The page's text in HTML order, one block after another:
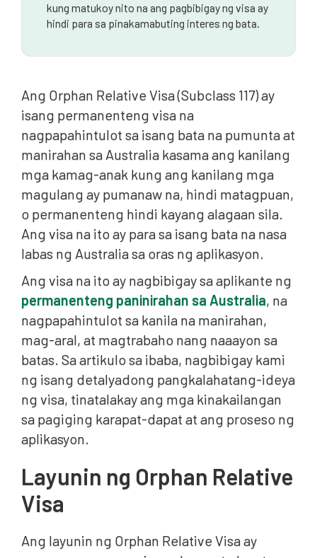
kung matukoy nito na ang pagbibigay ng visa ay
hindi para sa pinakamabuting interes ng bata.
Ang Orphan Relative Visa (Subclass 117) ay
isang permanenteng visa na
nagpapahintulot sa isang bata na pumunta at
manirahan sa Australia kasama ang kanilang
mga kamag-anak kung ang kanilang mga
magulang ay pumanaw na, hindi matagpuan,
o permanenteng hindi kayang alagaan sila.
Ang visa na ito ay para sa isang bata na nasa
labas ng Australia sa oras ng aplikasyon.
Ang visa na ito ay nagbibigay sa aplikante ng
permanenteng paninirahan sa Australia, na
nagpapahintulot sa kanila na manirahan,
mag-aral, at magtrabaho nang naaayon sa
batas. Sa artikulo sa ibaba, nagbibigay kami
ng isang detalyadong pangkalahatang-ideya
ng visa, tinatalakay ang mga kinakailangan
sa pagiging karapat-dapat at ang proseso ng
aplikasyon.
Layunin ng Orphan Relative
Visa
Ang layunin ng Orphan Relative Visa ay